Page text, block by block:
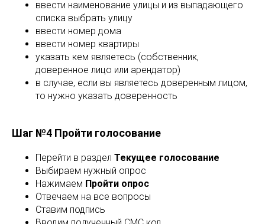
ввести наименование улицы и из выпадающего
списка выбрать улицу
ввести номер дома
ввести номер квартиры
указать кем являетесь (собственник,
доверенное лицо или арендатор)
в случае, если вы являетесь доверенным лицом,
то нужно указать доверенность
Шаг №4 Пройти голосование
Перейти в раздел Текущее голосование
Выбираем нужный опрос
Нажимаем Пройти опрос
Отвечаем на все вопросы
Ставим подпись